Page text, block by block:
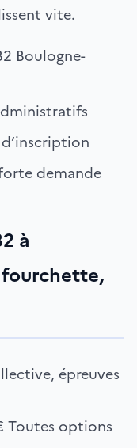
vite.
Boulogne-
demande
à
épreuves
Toutes options